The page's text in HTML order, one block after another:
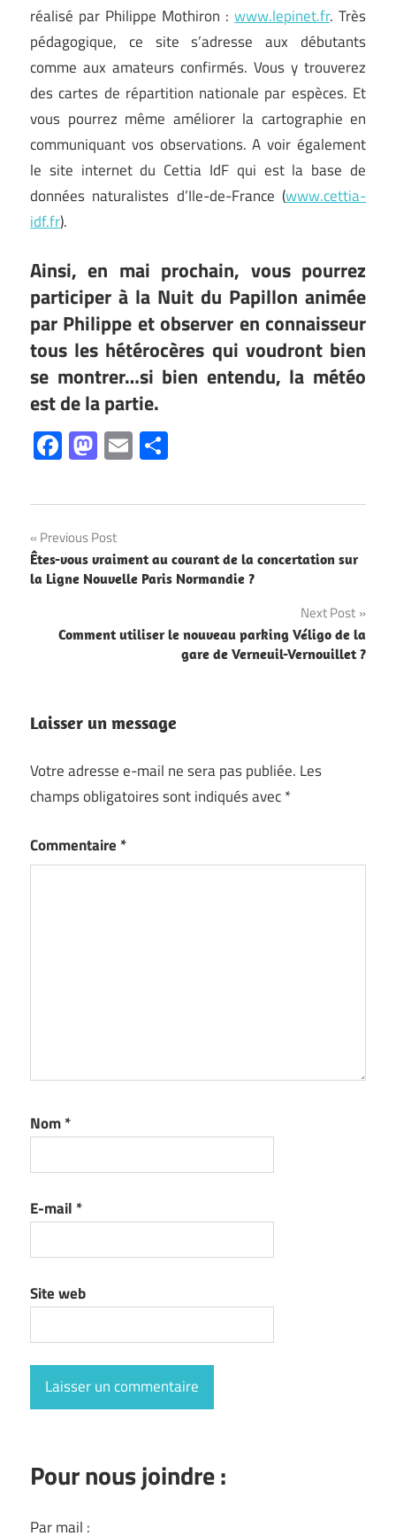
réalisé par Philippe Mothiron : www.lepinet.fr. Très
pédagogique, ce site s’adresse aux débutants
comme aux amateurs confirmés. Vous y trouverez
des cartes de répartition nationale par espèces. Et
vous pourrez même améliorer la cartographie en
communiquant vos observations. A voir également
le site internet du Cettia IdF qui est la base de
données naturalistes d’Ile-de-France (www.cettia-
idf.fr).
Ainsi, en mai prochain, vous pourrez
participer à la Nuit du Papillon animée
par Philippe et observer en connaisseur
tous les hétérocères qui voudront bien
se montrer…si bien entendu, la météo
est de la partie.
Facebook
Mastodon
Email
Navigation
de
Previous Post
Êtes-vous vraiment au courant de la concertation sur
la Ligne Nouvelle Paris Normandie ?
Next Post
Comment utiliser le nouveau parking Véligo de la
gare de Verneuil-Vernouillet ?
Laisser un message
Votre adresse e-mail ne sera pas publiée. Les
champs obligatoires sont indiqués avec*
Commentaire *
Nom*
E-mail *
Site web
Pour nous joindre :
Par mail :